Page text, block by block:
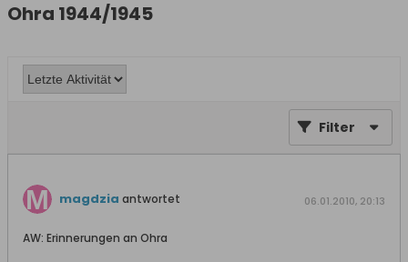
Ohra 1944/1945
Filter
magdzia antwortet 06.01.2010, 20:13
AW: Erinnerungen an Ohra